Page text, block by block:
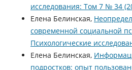
исследования: Том 7 № 34
Елена Белинская,
современной социальной
Психологические
Елена Белинская,
подростков: опыт